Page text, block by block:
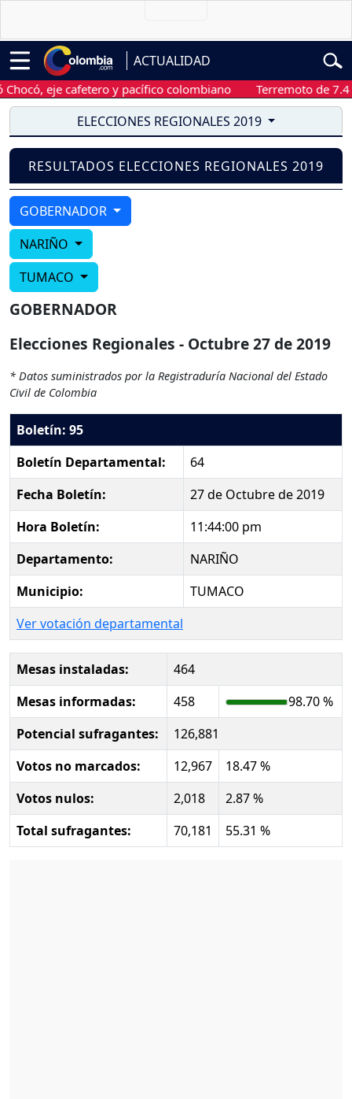
ACTUALIDAD
eje cafetero y pacífico colombiano Terremoto de 7.4
ELECCIONES REGIONALES 2019
RESULTADOS ELECCIONES REGIONALES 2019
GOBERNADOR
NARIÑO
TUMACO
GOBERNADOR
Elecciones Regionales - Octubre 27 de 2019
* Datos suministrados por la Registraduría Nacional del Estado
Civil de Colombia
Boletín: 95
Boletín Departamental:
64
Fecha Boletín:
27 de Octubre de 2019
Hora Boletín:
11:44:00 pm
Departamento:
NARIÑO
Municipio:
TUMACO
Ver votación departamental
Mesas instaladas:
464
Mesas informadas:
458
98.70 %
Potencial sufragantes:
126,881
Votos no marcados:
12,967
18.47 %
Votos nulos:
2,018
2.87 %
Total sufragantes:
70,181 55.31 %